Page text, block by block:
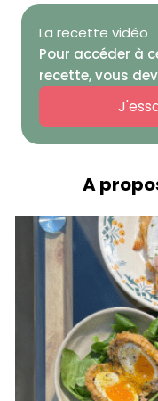
La recette vidéo
Pour accéder à
recette, vous
A